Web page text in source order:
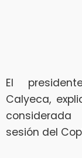
El
Calyeca,
sesión del